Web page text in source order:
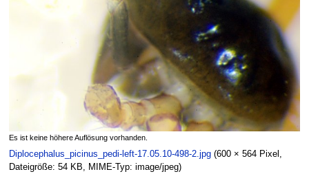
Es ist keine höhere Auflösung vorhanden.
Diplocephalus_picinus_pedi-left-17.05.10-498-2.jpg‎ (600 × 564 Pixel,
Dateigröße: 54 KB, MIME-Typ: image/jpeg)